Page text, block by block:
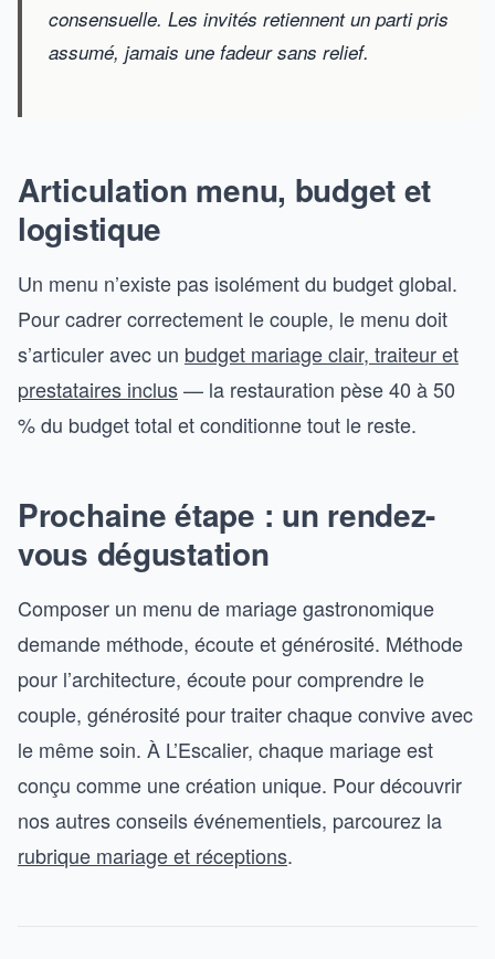
consensuelle. Les invités retiennent un parti pris
assumé, jamais une fadeur sans relief.
Articulation menu, budget et
logistique
Un menu n’existe pas isolément du budget global.
Pour cadrer correctement le couple, le menu doit
s’articuler avec un budget mariage clair, traiteur et
prestataires inclus— la restauration pèse 40 à 50
% du budget total et conditionne tout le reste.
Prochaine étape : un rendez-
vous dégustation
Composer un menu de mariage gastronomique
demande méthode, écoute et générosité. Méthode
pour l’architecture, écoute pour comprendre le
couple, générosité pour traiter chaque convive avec
le même soin. À L’Escalier, chaque mariage est
conçu comme une création unique. Pour découvrir
nos autres conseils événementiels, parcourez la
rubrique mariage et réceptions.